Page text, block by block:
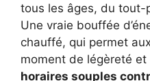
tous les âges, du tout-
Une vraie bouffée
chauffé, qui permet
moment de légèreté et
horaires souples